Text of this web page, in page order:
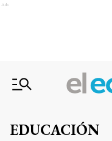
Ads
EDUCACIÓN